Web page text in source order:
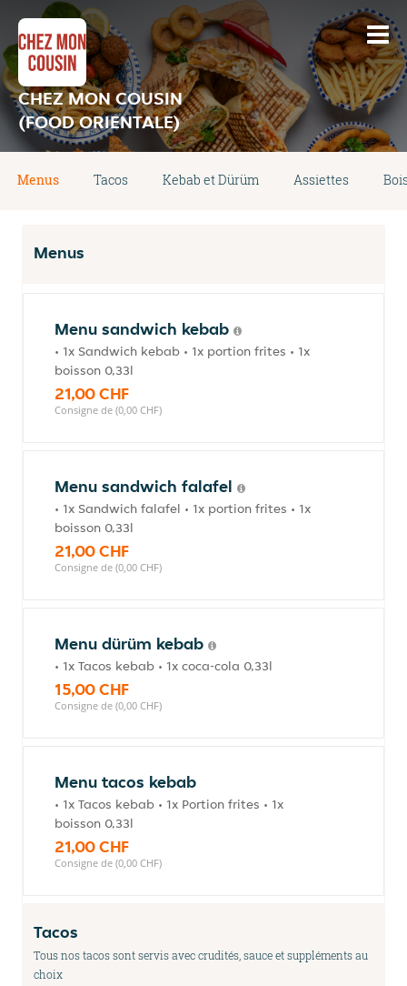
CHEZ MON COUSIN
(FOOD ORIENTALE)
Menus Tacos Kebab et Dürüm Assiettes
Menus
Menu sandwich kebab
• 1x Sandwich kebab • 1x portion frites • 1x
boisson 0,33l
21,00 CHF
Consigne de (0,00 CHF)
Menu sandwich falafel
• 1x Sandwich falafel • 1x portion frites • 1x
boisson 0,33l
21,00 CHF
Consigne de (0,00 CHF)
Menu dürüm kebab
• 1x Tacos kebab • 1x coca-cola 0,33l
15,00 CHF
Consigne de (0,00 CHF)
Menu tacos kebab
• 1x Tacos kebab • 1x Portion frites • 1x
boisson 0,33l
21,00 CHF
Consigne de (0,00 CHF)
Tacos
Tous nos tacos sont servis avec crudités, sauce et suppléments au
choix